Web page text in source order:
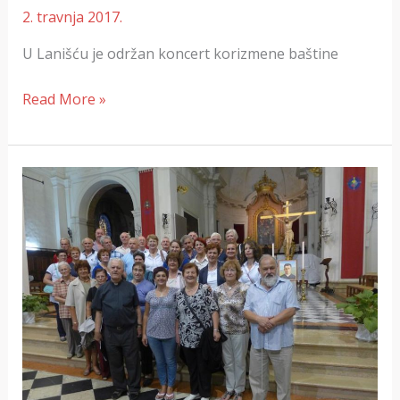
2. travnja 2017.
U Lanišću je održan koncert korizmene baštine
Read More »
Laniški
zbor
u
koparskoj
katedrali